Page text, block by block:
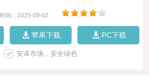
时间：2025-09-02
苹果下载 PC下载
安卓市场，安全绿色